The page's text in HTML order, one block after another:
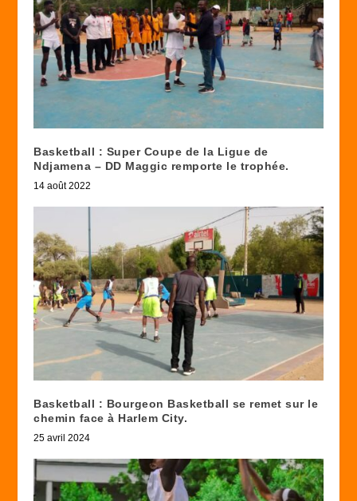
Basketball : Super Coupe de la Ligue de
Ndjamena – DD Maggic remporte le trophée.
14 août 2022
Basketball : Bourgeon Basketball se remet sur le
chemin face à Harlem City.
25 avril 2024